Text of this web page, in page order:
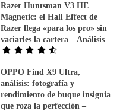
Razer Huntsman V3 HE
Magnetic: el Hall Effect de
Razer llega «para los pro» sin
vaciarles la cartera – Análisis
OPPO Find X9 Ultra,
análisis: fotografía y
rendimiento de buque insignia
que roza la perfección –